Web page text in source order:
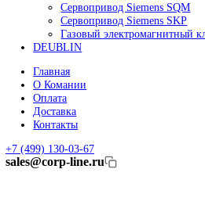
Редуктор Fanuc Робот
FESTO
Балонный цилиндр Festo
Renishaw Системы
CMM Renishaw
Renishaw Калибровка
Renishaw Cтилусы
DUNGS
SMW AUTOBLOK